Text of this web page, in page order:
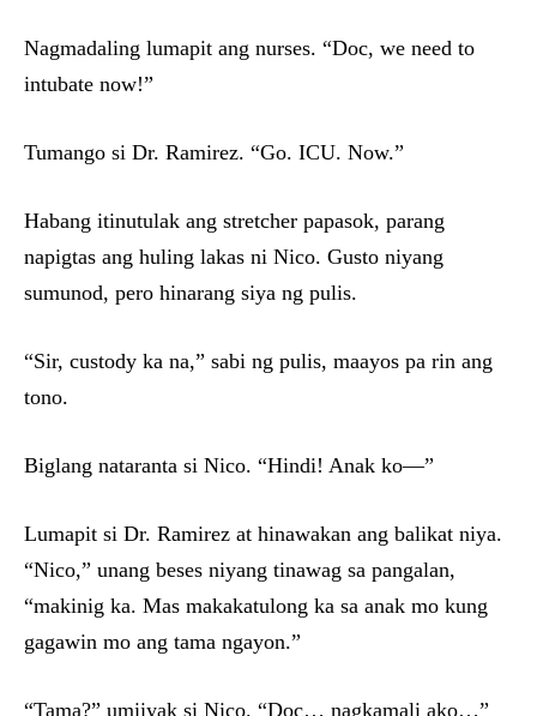
Nagmadaling lumapit ang nurses. “Doc, we need to
intubate now!”
Tumango si Dr. Ramirez. “Go. ICU. Now.”
Habang itinutulak ang stretcher papasok, parang
napigtas ang huling lakas ni Nico. Gusto niyang
sumunod, pero hinarang siya ng pulis.
“Sir, custody ka na,” sabi ng pulis, maayos pa rin ang
tono.
Biglang nataranta si Nico. “Hindi! Anak ko—”
Lumapit si Dr. Ramirez at hinawakan ang balikat niya.
“Nico,” unang beses niyang tinawag sa pangalan,
“makinig ka. Mas makakatulong ka sa anak mo kung
gagawin mo ang tama ngayon.”
“Tama?” umiiyak si Nico. “Doc… nagkamali ako…”